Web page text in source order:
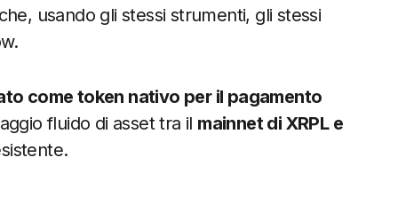
usando gli stessi strumenti, gli stessi
come token nativo per il pagamento
fluido di asset tra il mainnet di XRPL e